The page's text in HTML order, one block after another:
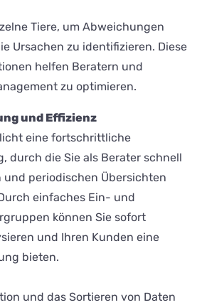
Tiere, um Abweichungen
Ursachen zu identifizieren. Diese
helfen Beratern und
zu optimieren.
und Effizienz
eine fortschrittliche
durch die Sie als Berater schnell
periodischen Übersichten
einfaches Ein- und
können Sie sofort
und Ihren Kunden eine
bieten.
und das Sortieren von Daten